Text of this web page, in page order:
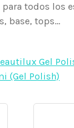
todos los
base, tops...
Gel
(Gel Polish)